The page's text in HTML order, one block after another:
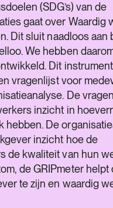
(SDG’s) van de
gaat over Waardig
Dit sluit naadloos aan
We hebben
Dit instrument
vragenlijst voor
De
inzicht in
hebben. De
inzicht hoe de
de kwaliteit van hun
de GRIPmeter helpt
te zijn en waardig